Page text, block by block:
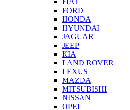
FIAT
FORD
HONDA
HYUNDAI
JAGUAR
JEEP
KIA
LAND ROVER
LEXUS
MAZDA
MITSUBISHI
NISSAN
OPEL